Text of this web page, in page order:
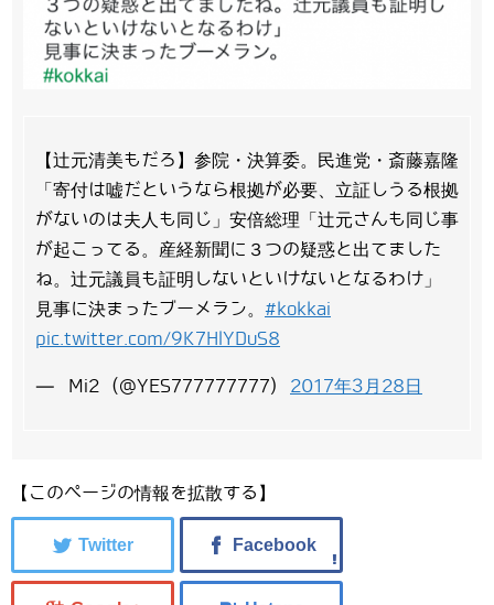
【辻元清美もだろ】参院・決算委。民進党・斎藤嘉隆
「寄付は嘘だというなら根拠が必要、立証しうる根拠
がないのは夫人も同じ」安倍総理「辻元さんも同じ事
が起こってる。産経新聞に３つの疑惑と出てました
ね。辻元議員も証明しないといけないとなるわけ」
見事に決まったブーメラン。 #kokkai
pic.twitter.com/9K7HlYDuS8
— Mi2 (@YES777777777) 2017年3月28日
【このページの情報を拡散する】